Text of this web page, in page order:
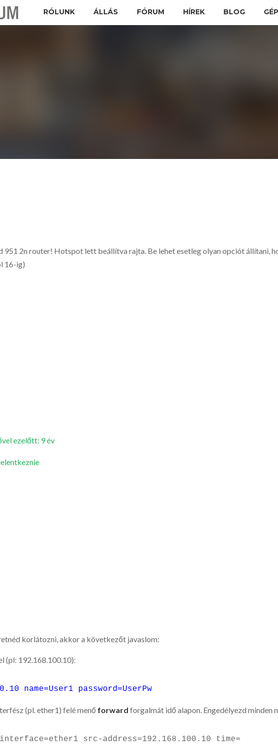
RÓLUNK ÁLLÁS FÓRUM HÍREK BLOG
2n router! Hotspot lett beállítva rajta. Be lehet esetleg olyan opciót állítani,
16-ig)
ezelőtt: 9 év
korlátozni, akkor a következőt javaslom:
(pl: 192.168.100.10):
name=User1 password=UserPw
(pl. ether1) felé menő forward forgalmát idő alapon. Engedélyezd minden
src-address=192.168.100.10 time=